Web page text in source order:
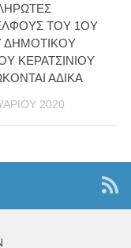
ΤΟΥ 1ΟΥ
ΔΗΜΟΤΙΚΟΥ
ΚΕΡΑΤΣΙΝΙΟΥ
ΑΔΙΚΑ
2020